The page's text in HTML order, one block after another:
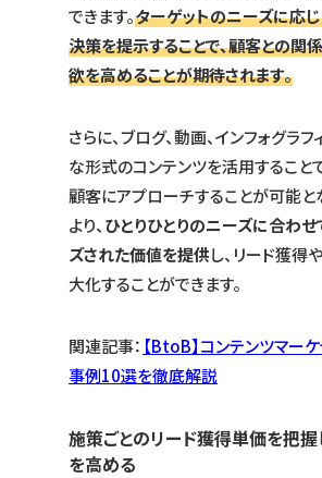
できます。ターゲットのニーズに応
決策を提示することで、顧客との関
欲を高めることが期待されます。
さらに、ブログ、動画、インフォグラフ
な形式のコンテンツを活用すること
顧客にアプローチすることが可能と
より、ひとりひとりのニーズに合わ
ズされた価値を提供し、リード獲
大化することができます。
関連記事： 【BtoB】コンテンツマー
事例10選を徹底解説
施策ごとのリード獲得単価を把握
を高める